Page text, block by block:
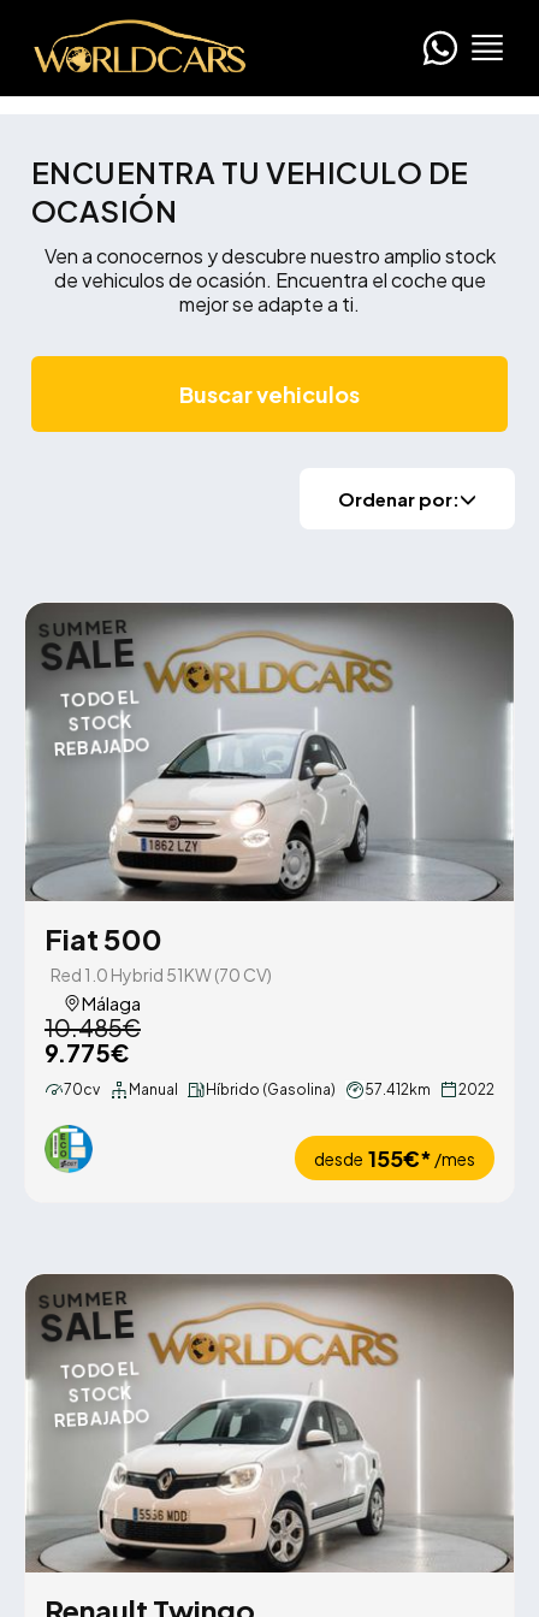
ENCUENTRA TU VEHICULO DE
OCASIÓN
Ven a conocernos y descubre nuestro amplio stock
de vehiculos de ocasión. Encuentra el coche que
mejor se adapte a ti.
Buscar vehiculos
Ordenar por:
SUMMER
SALE
TODO EL
STOCK
REBAJADO
Fiat 500
Red 1.0 Hybrid 51KW (70 CV)
Málaga
10.485€
9.775€
70cv Manual Híbrido (Gasolina) 57.412km 2022
desde 155€* /mes
SUMMER
SALE
TODO EL
STOCK
REBAJADO
Renault Twingo